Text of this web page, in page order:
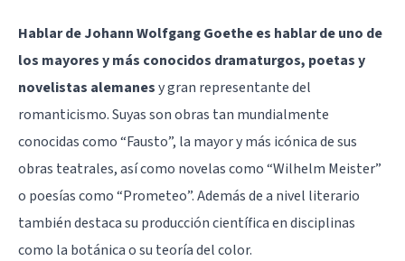
Hablar de Johann Wolfgang Goethe es hablar de uno de
los mayores y más conocidos dramaturgos, poetas y
novelistas alemanesy gran representante del
romanticismo. Suyas son obras tan mundialmente
conocidas como “Fausto”, la mayor y más icónica de sus
obras teatrales, así como novelas como “Wilhelm Meister”
o poesías como “Prometeo”. Además de a nivel literario
también destaca su producción científica en disciplinas
como la botánica o su teoría del color.